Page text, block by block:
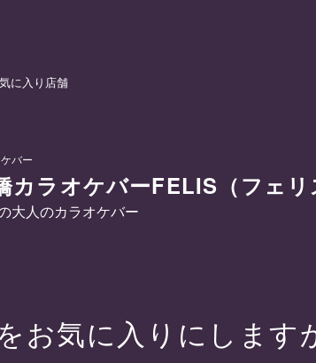
に入り店舗
バー
カラオケバーFELIS（フェリ
大人のカラオケバー
お気に入りにします